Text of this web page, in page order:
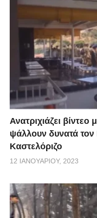
Ανατριχιάζει
ψάλλουν δυνατά
Καστελόριζο
12 ΙΑΝΟΥΑΡΊΟΥ, 2023